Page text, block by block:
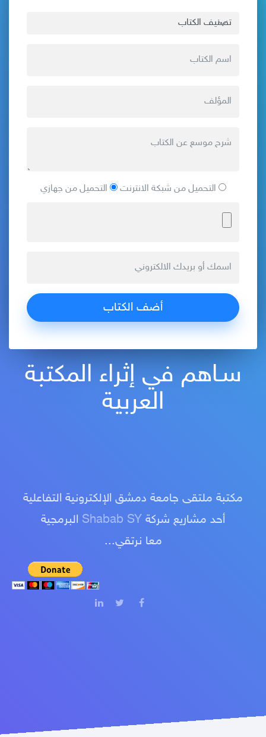
التحميل من شبكة الانترنت التحميل من جهازي
سـاهم في إثراء المكتبة
العربية
مكتبة ملتقى جامعة دمشق الإلكترونية التفاعلية
أحد مشاريع شركة Shabab SY البرمجية
معا نرتقي...